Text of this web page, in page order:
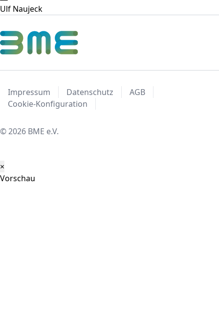
Ulf Naujeck
Impressum Datenschutz
AGB
Cookie-Konfiguration
© 2026 BME e.V.
×
Vorschau